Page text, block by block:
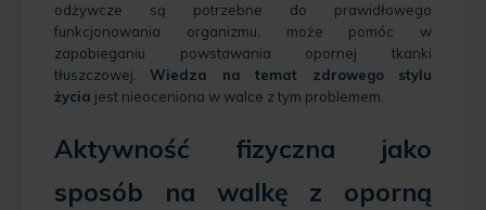
odżywcze są potrzebne do prawidłowego
funkcjonowania organizmu, może pomóc w
zapobieganiu powstawania opornej tkanki
tłuszczowej.Wiedza na temat zdrowego stylu
życia jest nieoceniona w walce z tym problemem.
Aktywność fizyczna jako
sposób na walkę z oporną